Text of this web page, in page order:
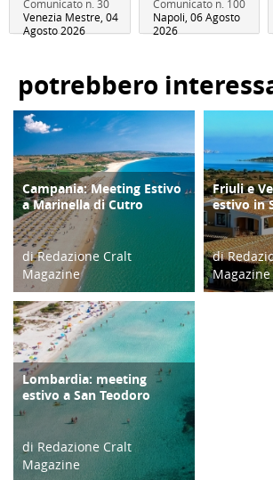
Comunicato n. 30
Venezia Mestre, 04
Agosto 2026
Comunicato n. 100
Napoli, 06 Agosto
2026
potrebbero
TURISMO
Campania: Meeting Estivo
a Marinella di Cutro
di Redazione Cralt
Magazine
28/03/19
TURISMO
Friuli e
estivo in
di
Magazine
TURISMO
Lombardia: meeting
estivo a San Teodoro
di Redazione Cralt
Magazine